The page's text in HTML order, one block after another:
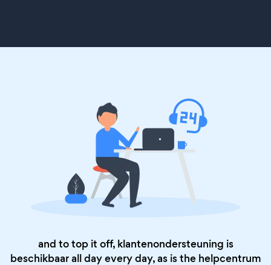
and to top it off, klantenondersteuning is
beschikbaar all day every day, as is the helpcentrum